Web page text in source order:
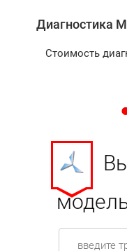
Диагностика
Стоимость